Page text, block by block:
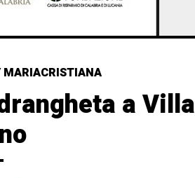
MARIACRISTIANA
a Villa